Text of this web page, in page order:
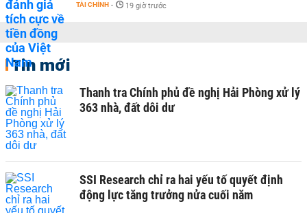
TÀI CHÍNH - 19 giờ trước
Tin mới
Thanh tra Chính phủ đề nghị Hải Phòng xử lý
363 nhà, đất dôi dư
SSI Research chỉ ra hai yếu tố quyết định
động lực tăng trưởng nửa cuối năm